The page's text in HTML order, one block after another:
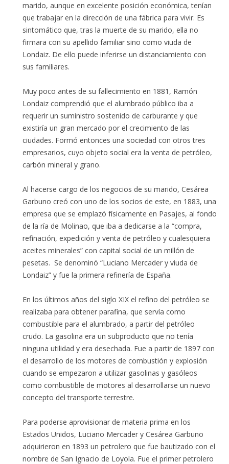
marido, aunque en excelente posición económica, tenían
que trabajar en la dirección de una fábrica para vivir. Es
sintomático que, tras la muerte de su marido, ella no
firmara con su apellido familiar sino como viuda de
Londaiz. De ello puede inferirse un distanciamiento con
sus familiares.
Muy poco antes de su fallecimiento en 1881, Ramón
Londaiz comprendió que el alumbrado público iba a
requerir un suministro sostenido de carburante y que
existiría un gran mercado por el crecimiento de las
ciudades. Formó entonces una sociedad con otros tres
empresarios, cuyo objeto social era la venta de petróleo,
carbón mineral y grano.
Al hacerse cargo de los negocios de su marido, Cesárea
Garbuno creó con uno de los socios de este, en 1883, una
empresa que se emplazó físicamente en Pasajes, al fondo
de la ría de Molinao, que iba a dedicarse a la “compra,
refinación, expedición y venta de petróleo y cualesquiera
aceites minerales” con capital social de un millón de
pesetas. Se denominó “Luciano Mercader y viuda de
Londaiz” y fue la primera refinería de España.
En los últimos años del siglo XIX el refino del petróleo se
realizaba para obtener parafina, que servía como
combustible para el alumbrado, a partir del petróleo
crudo. La gasolina era un subproducto que no tenía
ninguna utilidad y era desechada. Fue a partir de 1897 con
el desarrollo de los motores de combustión y explosión
cuando se empezaron a utilizar gasolinas y gasóleos
como combustible de motores al desarrollarse un nuevo
concepto del transporte terrestre.
Para poderse aprovisionar de materia prima en los
Estados Unidos, Luciano Mercader y Cesárea Garbuno
adquirieron en 1893 un petrolero que fue bautizado con el
nombre de San Ignacio de Loyola. Fue el primer petrolero